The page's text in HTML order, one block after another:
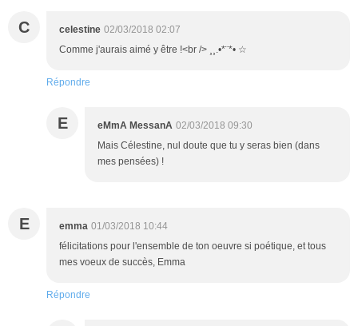
C celestine 02/03/2018 02:07
Comme j'aurais aimé y être !<br /> ¸¸.•*¨*• ☆
Répondre
E eMmA MessanA 02/03/2018 09:30
Mais Célestine, nul doute que tu y seras bien (dans
mes pensées) !
E emma 01/03/2018 10:44
félicitations pour l'ensemble de ton oeuvre si poétique, et tous
mes voeux de succès, Emma
Répondre